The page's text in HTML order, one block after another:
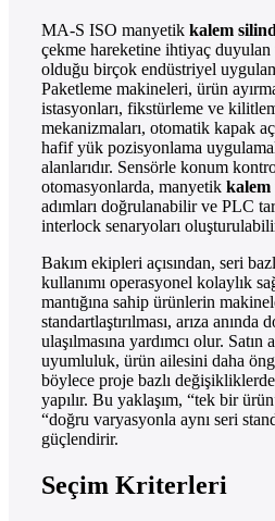
MA-S ISO manyetik kalem
çekme hareketine ihtiyaç duyulan
olduğu birçok endüstriyel
Paketleme makineleri, ürün
istasyonları, fikstürleme ve
mekanizmaları, otomatik kapak
hafif yük pozisyonlama
alanlarıdır. Sensörle konum
otomasyonlarda, manyetik kalem
adımları doğrulanabilir ve PLC
interlock senaryoları
Bakım ekipleri açısından, seri
kullanımı operasyonel kolaylık
mantığına sahip ürünlerin
standartlaştırılması, arıza anında
ulaşılmasına yardımcı olur.
uyumluluk, ürün ailesini daha
böylece proje bazlı değişikliklerde
yapılır. Bu yaklaşım, “tek bir
“doğru varyasyonla aynı seri
güçlendirir.
Seçim Kriterleri